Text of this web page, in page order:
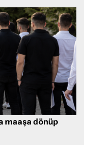
maaşa dönüp